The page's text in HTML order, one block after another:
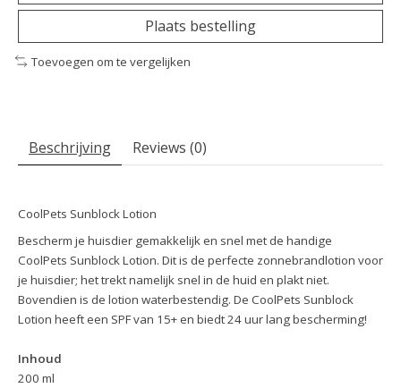
Plaats bestelling
Toevoegen om te vergelijken
Beschrijving Reviews (0)
CoolPets Sunblock Lotion
Bescherm je huisdier gemakkelijk en snel met de handige
CoolPets Sunblock Lotion. Dit is de perfecte zonnebrandlotion voor
je huisdier; het trekt namelijk snel in de huid en plakt niet.
Bovendien is de lotion waterbestendig. De CoolPets Sunblock
Lotion heeft een SPF van 15+ en biedt 24 uur lang bescherming!
Inhoud
200 ml